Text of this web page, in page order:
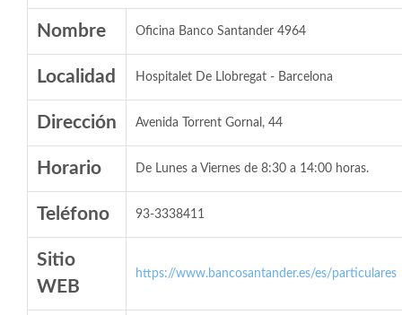
Nombre Oficina Banco Santander 4964
Localidad Hospitalet De Llobregat - Barcelona
Dirección Avenida Torrent Gornal, 44
Horario De Lunes a Viernes de 8:30 a 14:00 horas.
Teléfono 93-3338411
Sitio
WEB
https://www.bancosantander.es/es/particulares